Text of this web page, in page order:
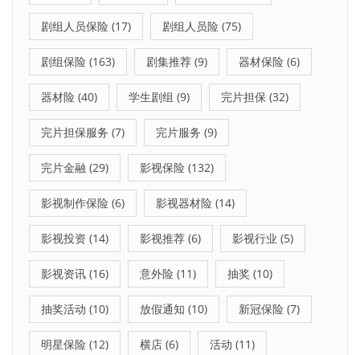
剧组人员保险 (17) 剧组人员险 (75)
剧组保险 (163) 剧集推荐 (9) 器材保险 (6)
器材险 (40) 学生剧组 (9) 完片担保 (32)
完片担保服务 (7) 完片服务 (9)
完片金融 (29) 影视保险 (132)
影视制作保险 (6) 影视器材险 (14)
影视投资 (14) 影视推荐 (6) 影视行业 (5)
影视资讯 (16) 意外险 (11) 抽奖 (10)
抽奖活动 (10) 放假通知 (10) 新冠保险 (7)
明星保险 (12) 横店 (6) 活动 (11)